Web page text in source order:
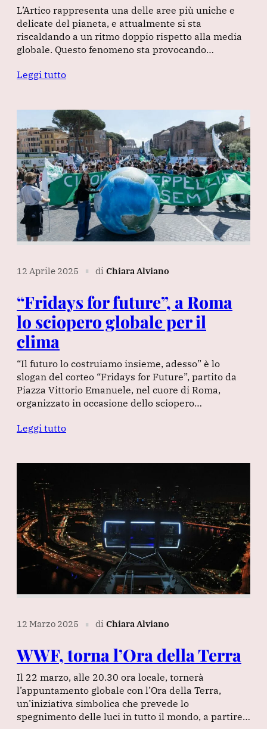
L’Artico rappresenta una delle aree più uniche e
delicate del pianeta, e attualmente si sta
riscaldando a un ritmo doppio rispetto alla media
globale. Questo fenomeno sta provocando…
Leggi tutto
12 Aprile 2025 ∎ di Chiara Alviano
“Fridays for future”, a Roma
lo sciopero globale per il
clima
“Il futuro lo costruiamo insieme, adesso” è lo
slogan del corteo “Fridays for Future”, partito da
Piazza Vittorio Emanuele, nel cuore di Roma,
organizzato in occasione dello sciopero…
Leggi tutto
12 Marzo 2025 ∎ di Chiara Alviano
WWF, torna l’Ora della Terra
Il 22 marzo, alle 20.30 ora locale, tornerà
l’appuntamento globale con l’Ora della Terra,
un’iniziativa simbolica che prevede lo
spegnimento delle luci in tutto il mondo, a partire…